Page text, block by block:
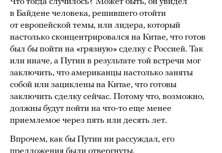
в Байдене человека, решившего отойти
от европейской темы, или лидера, который
настолько сконцентрировался на Китае, что готов
был бы пойти на «грязную» сделку с Россией. Так
или иначе, а Путин в результате той встречи мог
заключить, что американцы настолько заняты
собой или зациклены на Китае, что готовы
заключить сделку сейчас. Потому что, возможно,
должны будут пойти на что-то еще менее
приемлемое через пять или десять лет.
Впрочем, как бы Путин ни рассуждал, его